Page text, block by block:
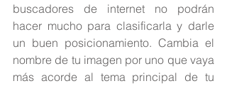
buscadores de internet no podrán
hacer mucho para clasificarla y darle
un buen posicionamiento. Cambia el
nombre de tu imagen por uno que vaya
más acorde al tema principal de tu